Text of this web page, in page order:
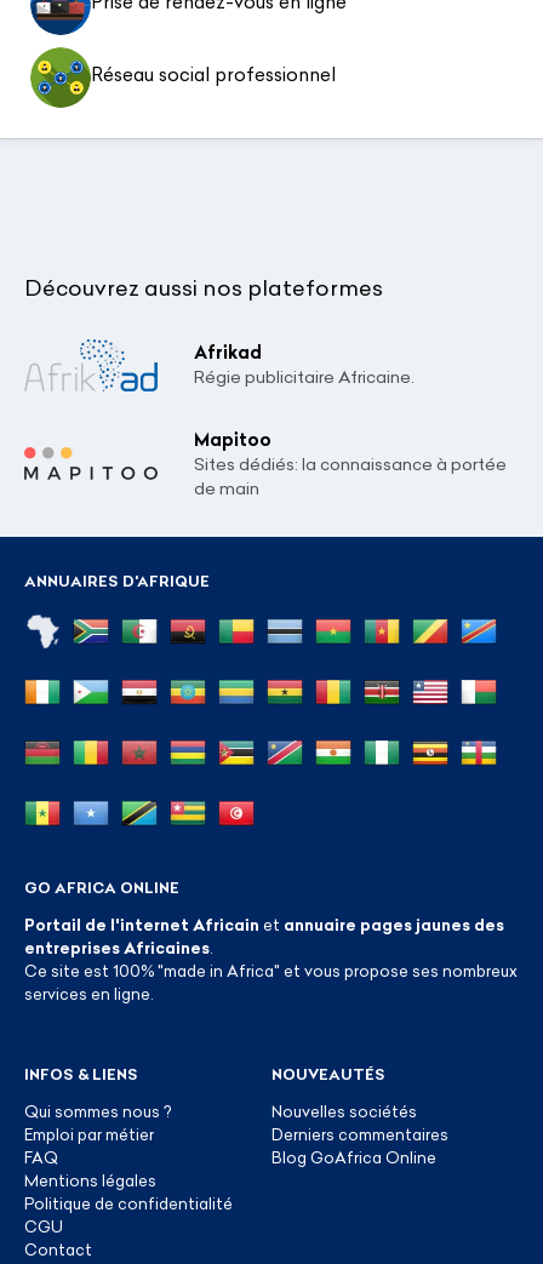
Réseau social professionnel
Découvrez aussi nos plateformes
Afrikad
Régie publicitaire Africaine.
Mapitoo
Sites dédiés: la connaissance à portée
de main
ANNUAIRES D'AFRIQUE
GO AFRICA ONLINE
Portail de l'internet Africain et annuaire pages jaunes des
entreprises Africaines
Ce site est 100% "made in Africa" et vous propose ses nombreux
services en ligne.
INFOS & LIENS
Qui sommes nous ?
Emploi par métier
FAQ
Mentions légales
Politique de confidentialité
CGU
Contact
NOUVEAUTÉS
Nouvelles sociétés
Derniers commentaires
Blog GoAfrica Online